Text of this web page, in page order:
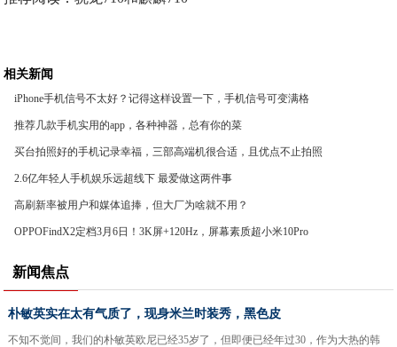
相关新闻
iPhone手机信号不太好？记得这样设置一下，手机信号可变满格
推荐几款手机实用的app，各种神器，总有你的菜
买台拍照好的手机记录幸福，三部高端机很合适，且优点不止拍照
2.6亿年轻人手机娱乐远超线下 最爱做这两件事
高刷新率被用户和媒体追捧，但大厂为啥就不用？
OPPOFindX2定档3月6日！3K屏+120Hz，屏幕素质超小米10Pro
新闻焦点
朴敏英实在太有气质了，现身米兰时装秀，黑色皮
不知不觉间，我们的朴敏英欧尼已经35岁了，但即便已经年过30，作为大热的韩